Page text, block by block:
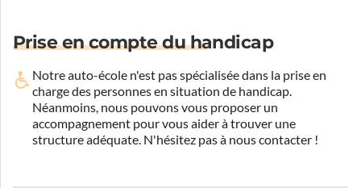
Prise en compte du handicap
Notre auto-école n'est pas spécialisée dans la prise en
charge des personnes en situation de handicap.
Néanmoins, nous pouvons vous proposer un
accompagnement pour vous aider à trouver une
structure adéquate. N'hésitez pas à nous contacter !